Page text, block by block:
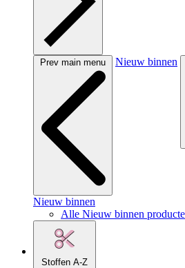
Prev main menu Nieuw binnen
Nieuw binnen
Alle Nieuw binnen
Stoffen A-Z